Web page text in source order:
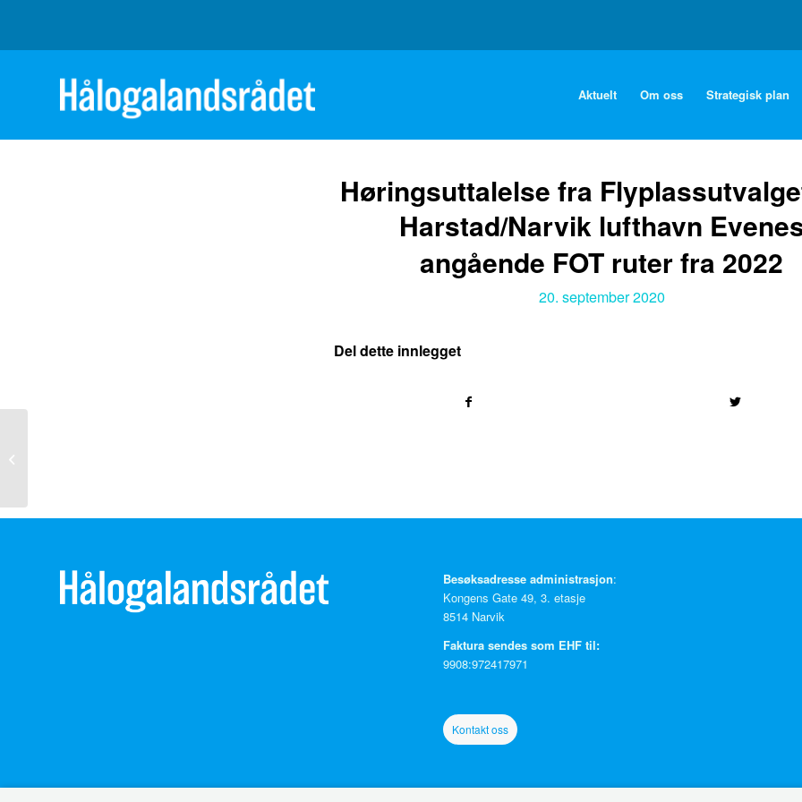
Aktuelt Om oss Strategisk plan
Høringsuttalelse fra
Harstad/Narvik lufthavn
angående FOT ruter fra 2022
20. september 2020
Del dette innlegget
Besøksadresse administrasjon:
Kongens Gate 49, 3. etasje
8514 Narvik
Faktura sendes som EHF til:
9908:972417971
Kontakt oss